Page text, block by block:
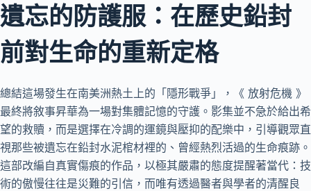
遺忘的防護服：在歷史鉛封
前對生命的重新定格
總結這場發生在南美洲熱土上的「隱形戰爭」，《 放射危機 》
最終將敘事昇華為一場對集體記憶的守護。影集並不急於給出希
望的救贖，而是選擇在冷調的運鏡與壓抑的配樂中，引導觀眾直
視那些被遺忘在鉛封水泥棺材裡的、曾經熱烈活過的生命痕跡。
這部改編自真實傷痕的作品，以極其嚴肅的態度提醒著當代：技
術的傲慢往往是災難的引信，而唯有透過醫者與學者的清醒良